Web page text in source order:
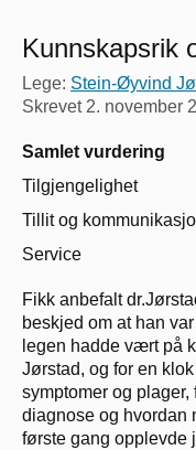
Kunnskapsrik
Lege: Stein-Øyvind
Skrevet 2. november
Samlet vurdering
Tilgjengelighet
Tillit og
Service
Fikk anbefalt
beskjed om at han
legen hadde vært på
Jørstad, og for en
symptomer og plager,
diagnose og hvordan
første gang opplevde